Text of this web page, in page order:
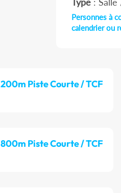
Personnes à
calendrier ou
200m Piste Courte / TCF
800m Piste Courte / TCF